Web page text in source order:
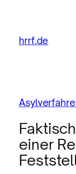
hrrf.de
einer